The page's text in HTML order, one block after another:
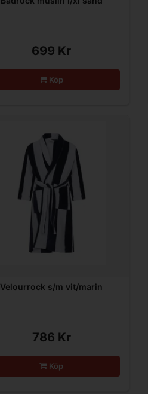
699 Kr
Köp
Velourrock s/m vit/marin
786 Kr
Köp